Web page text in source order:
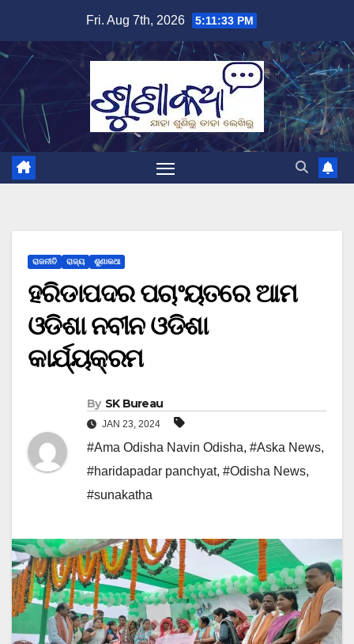
content
Fri. Aug 7th, 2026 5:11:34 PM
ରାଜନୀତି ରାଜ୍ୟ ଶୁଣାକଥା
ହରିଡାପଦର ପଚାଂୟତରେ ଆମ
ଓଡିଶା ନବୀନ ଓଡିଶା
କାର୍ଯ୍ୟକ୍ରମ
By SK Bureau
JAN 23, 2024
#Ama Odisha Navin Odisha, #Aska News,
#haridapadar panchyat, #Odisha News,
#sunakatha